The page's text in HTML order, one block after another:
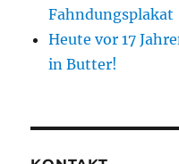
Fahndungsplakat
Heute vor 17
in Butter!